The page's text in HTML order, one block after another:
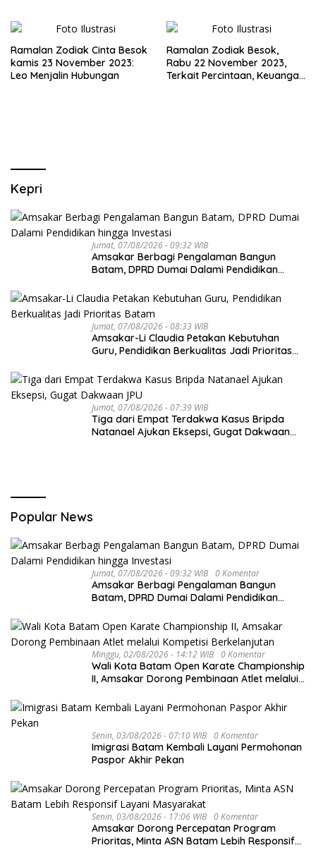
Ramalan Zodiak Cinta Besok
kamis 23 November 2023:
Leo Menjalin Hubungan
Ramalan Zodiak Besok,
Rabu 22 November 2023,
Terkait Percintaan, Keuangan
Kepri
Jumat, 07/08/2026 - 09:32 WIB
Amsakar Berbagi Pengalaman Bangun
Batam, DPRD Dumai Dalami Pendidikan
Jumat, 07/08/2026 - 08:33 WIB
Amsakar-Li Claudia Petakan Kebutuhan
Guru, Pendidikan Berkualitas Jadi Prioritas
Jumat, 07/08/2026 - 07:39 WIB
Tiga dari Empat Terdakwa Kasus Bripda
Natanael Ajukan Eksepsi, Gugat Dakwaan
Popular News
Jumat, 07/08/2026 - 09:32 WIB 0 Komentar
Amsakar Berbagi Pengalaman Bangun
Batam, DPRD Dumai Dalami Pendidikan
Minggu, 02/08/2026 - 14:12 WIB 0 Komentar
Wali Kota Batam Open Karate Championship
II, Amsakar Dorong Pembinaan Atlet melalui
Senin, 03/08/2026 - 07:10 WIB 0 Komentar
Imigrasi Batam Kembali Layani Permohonan
Paspor Akhir Pekan
Senin, 03/08/2026 - 17:06 WIB 0 Komentar
Amsakar Dorong Percepatan Program
Prioritas, Minta ASN Batam Lebih Responsif